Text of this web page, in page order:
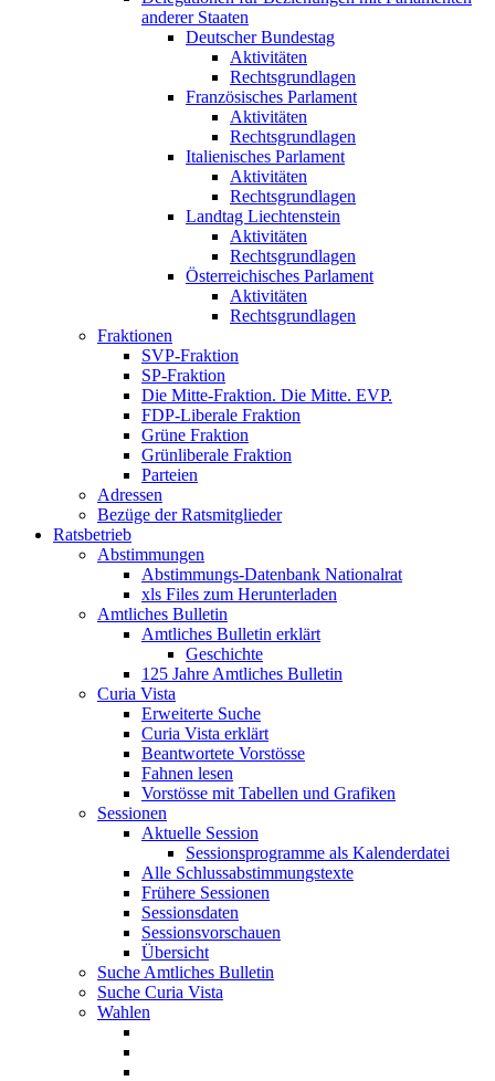
anderer Staaten
Deutscher Bundestag
Aktivitäten
Rechtsgrundlagen
Französisches Parlament
Aktivitäten
Rechtsgrundlagen
Italienisches Parlament
Aktivitäten
Rechtsgrundlagen
Landtag Liechtenstein
Aktivitäten
Rechtsgrundlagen
Österreichisches Parlament
Aktivitäten
Rechtsgrundlagen
Fraktionen
SVP-Fraktion
SP-Fraktion
Die Mitte-Fraktion. Die Mitte. EVP.
FDP-Liberale Fraktion
Grüne Fraktion
Grünliberale Fraktion
Parteien
Adressen
Bezüge der Ratsmitglieder
Ratsbetrieb
Abstimmungen
Abstimmungs-Datenbank Nationalrat
xls Files zum Herunterladen
Amtliches Bulletin
Amtliches Bulletin erklärt
Geschichte
125 Jahre Amtliches Bulletin
Curia Vista
Erweiterte Suche
Curia Vista erklärt
Beantwortete Vorstösse
Fahnen lesen
Vorstösse mit Tabellen und Grafiken
Sessionen
Aktuelle Session
Sessionsprogramme als Kalenderdatei
Alle Schlussabstimmungstexte
Frühere Sessionen
Sessionsdaten
Sessionsvorschauen
Übersicht
Suche Amtliches Bulletin
Suche Curia Vista
Wahlen